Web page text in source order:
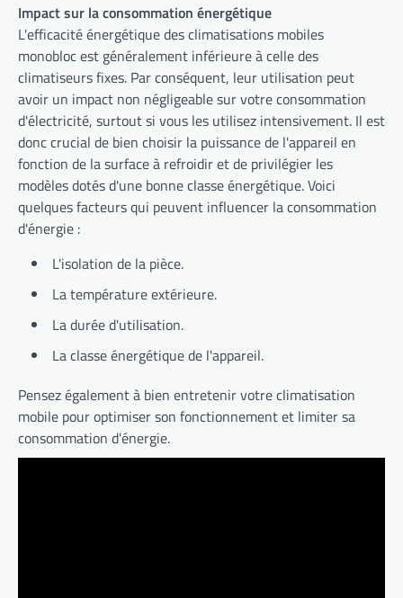
Impact sur la consommation énergétique
L'efficacité énergétique des climatisations mobiles
monobloc est généralement inférieure à celle des
climatiseurs fixes. Par conséquent, leur utilisation peut
avoir un impact non négligeable sur votre consommation
d'électricité, surtout si vous les utilisez intensivement. Il est
donc crucial de bien choisir la puissance de l'appareil en
fonction de la surface à refroidir et de privilégier les
modèles dotés d'une bonne classe énergétique. Voici
quelques facteurs qui peuvent influencer la consommation
d'énergie :
L'isolation de la pièce.
La température extérieure.
La durée d'utilisation.
La classe énergétique de l'appareil.
Pensez également à bien entretenir votre climatisation
mobile pour optimiser son fonctionnement et limiter sa
consommation d'énergie.